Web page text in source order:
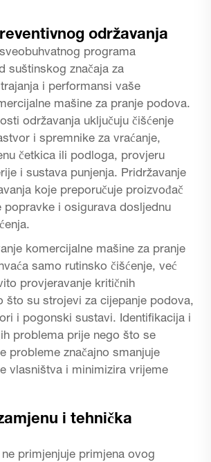
održavanja
programa
suštinskog značaja za
i performansi vaše
mašine za pranje podova.
održavanja uključuju čišćenje
i spremnike za vraćanje,
četkica ili podloga, provjeru
i sustava punjenja. Pridržavanje
koje preporučuje proizvođač
popravke i osigurava dosljednu
komercijalne mašine za pranje
samo rutinsko čišćenje, već
provjeravanje kritičnih
što su strojevi za cijepanje podova,
i pogonski sustavi. Identifikacija i
problema prije nego što se
probleme značajno smanjuje
vlasništva i minimizira vrijeme
i tehnička
primjenjuje primjena ovog